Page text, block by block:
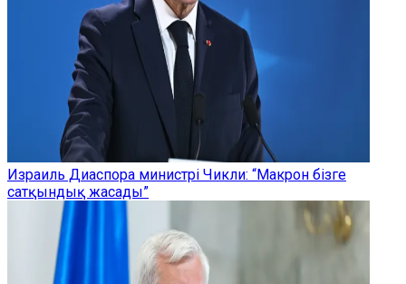
Израиль Диаспора министрі Чикли: “Макрон бізге
сатқындық жасады”